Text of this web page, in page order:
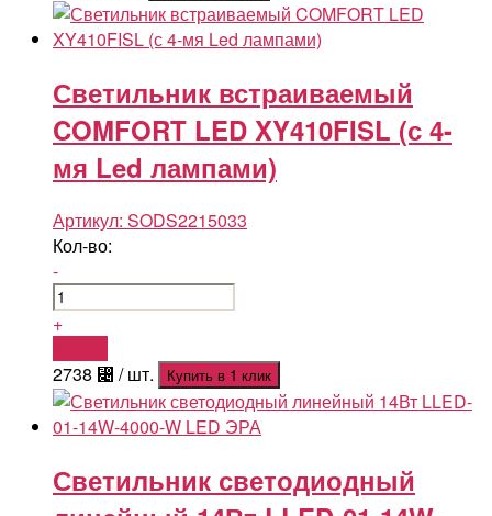
Светильник встраиваемый
COMFORT LED XY410FISL (с 4-
мя Led лампами)
Артикул: SODS2215033
Кол-во:
-
+
2738 ⃄ / шт. Купить в 1 клик
Светильник светодиодный